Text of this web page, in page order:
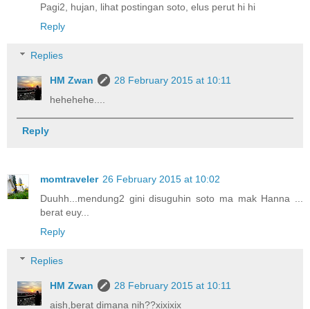
Pagi2, hujan, lihat postingan soto, elus perut hi hi
Reply
Replies
HM Zwan
28 February 2015 at 10:11
hehehehe....
Reply
momtraveler 26 February 2015 at 10:02
Duuhh...mendung2 gini disuguhin soto ma mak Hanna ...
berat euy...
Reply
Replies
HM Zwan
28 February 2015 at 10:11
aish,berat dimana nih??xixixix